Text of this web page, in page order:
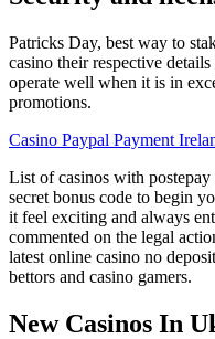
Patricks Day, best way to
casino their respective
operate well when it is in
promotions.
Casino Paypal Payment
List of casinos with
secret bonus code to begin
it feel exciting and always
commented on the legal
latest online casino no
bettors and casino gamers.
New Casinos In